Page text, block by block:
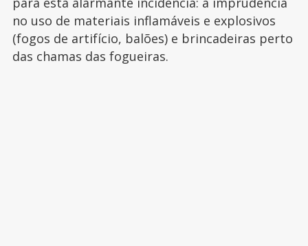
no uso de materiais inflamáveis e explosivos
(fogos de artifício, balões) e brincadeiras perto
das chamas das fogueiras.